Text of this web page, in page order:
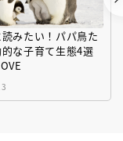
みたい！パパ鳥た
な子育て生態4選